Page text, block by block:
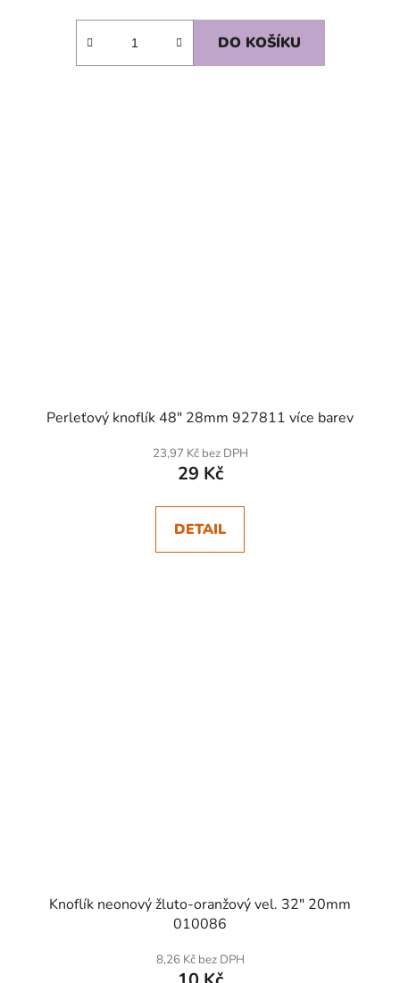
DO KOŠÍKU
Perleťový knoflík 48" 28mm 927811 více barev
23,97 Kč bez DPH
29 Kč
DETAIL
Knoflík neonový žluto-oranžový vel. 32" 20mm
010086
8,26 Kč bez DPH